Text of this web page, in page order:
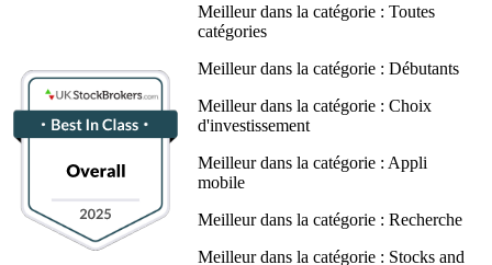
Meilleur dans la catégorie : Toutes
catégories
Meilleur dans la catégorie : Débutants
Meilleur dans la catégorie : Choix
d'investissement
Meilleur dans la catégorie : Appli
mobile
Meilleur dans la catégorie : Recherche
Meilleur dans la catégorie : Stocks and